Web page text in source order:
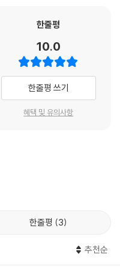
한줄평
10.0
한줄평 쓰기
혜택 및 유의사항
한줄평 3
추천순